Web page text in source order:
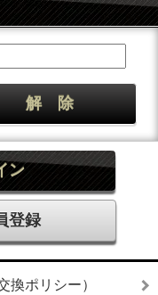
ン
登録
換ポリシー）